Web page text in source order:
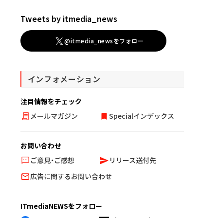
Tweets by itmedia_news
@itmedia_newsをフォロー
インフォメーション
注目情報をチェック
メールマガジン
Specialインデックス
お問い合わせ
ご意見・ご感想
リリース送付先
広告に関するお問い合わせ
ITmediaNEWSをフォロー